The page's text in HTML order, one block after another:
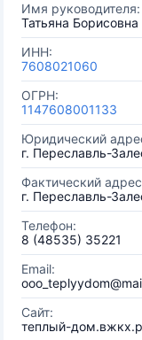
Имя руководителя:
Татьяна Борисовна
ИНН:
7608021060
ОГРН:
1147608001133
Юридический
г. Переславль-
Фактический
г. Переславль-
Телефон:
8 (48535) 35221
Email:
Сайт:
теплый-